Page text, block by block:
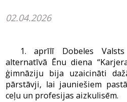
02.04.2026
1. aprīlī Dobeles
alternatīvā Ēnu diena
ģimnāziju bija uzaicināti
pārstāvji, lai jauniešiem
ceļu un profesijas aizkulisēm.